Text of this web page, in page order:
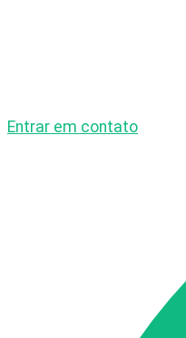
Entrar em contato